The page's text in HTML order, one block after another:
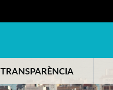
TRANSPARÈNCIA